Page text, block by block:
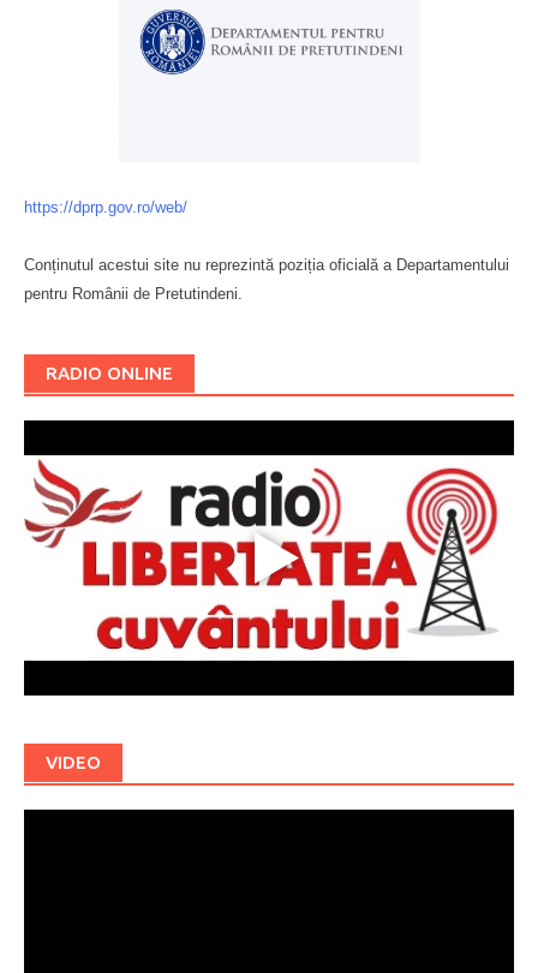
https://dprp.gov.ro/web/
Conținutul acestui site nu reprezintă poziția oficială a Departamentului
pentru Românii de Pretutindeni.
RADIO ONLINE
VIDEO